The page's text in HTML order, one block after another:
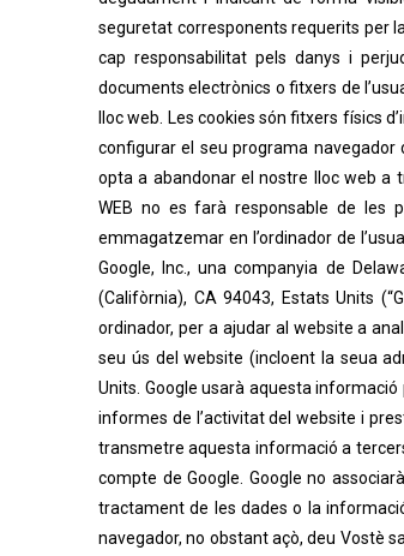
seguretat corresponents requerits per
cap responsabilitat pels danys i
documents electrònics o fitxers de
lloc web. Les cookies són fitxers físics
configurar el seu programa navegador
opta a abandonar el nostre lloc web a
WEB no es farà responsable de les
emmagatzemar en l’ordinador de
Google, Inc., una companyia de
(Califòrnia), CA 94043, Estats Units
ordinador, per a ajudar al website a
seu ús del website (incloent la seua
Units. Google usarà aquesta
informes de l’activitat del website i
transmetre aquesta informació a
compte de Google. Google no
tractament de les dades o la
navegador, no obstant açò, deu Vostè